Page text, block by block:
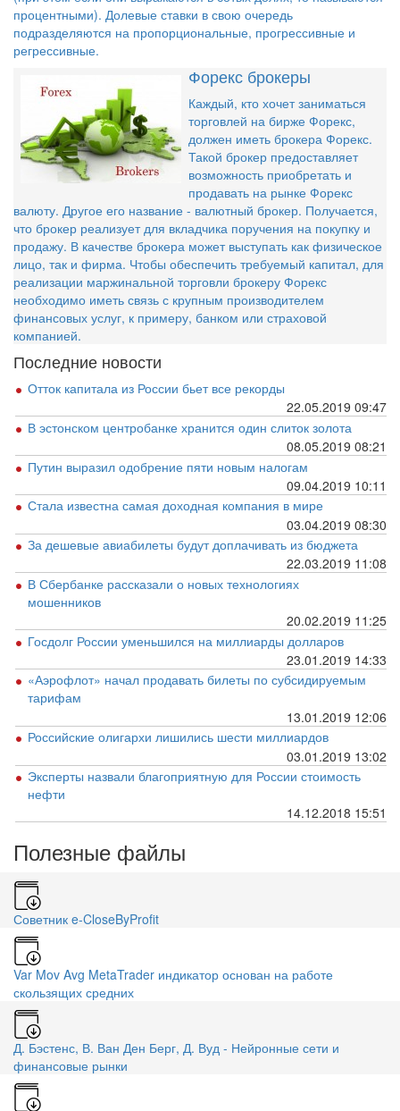
процентными). Долевые ставки в свою очередь
подразделяются на пропорциональные, прогрессивные и
регрессивные.
Форекс брокеры
Каждый, кто хочет заниматься
торговлей на бирже Форекс,
должен иметь брокера Форекс.
Такой брокер предоставляет
возможность приобретать и
продавать на рынке Форекс
валюту. Другое его название - валютный брокер. Получается,
что брокер реализует для вкладчика поручения на покупку и
продажу. В качестве брокера может выступать как физическое
лицо, так и фирма. Чтобы обеспечить требуемый капитал, для
реализации маржинальной торговли брокеру Форекс
необходимо иметь связь с крупным производителем
финансовых услуг, к примеру, банком или страховой
компанией.
Последние новости
Отток капитала из России бьет все рекорды
22.05.2019 09:47
В эстонском центробанке хранится один слиток золота
08.05.2019 08:21
Путин выразил одобрение пяти новым налогам
09.04.2019 10:11
Стала известна самая доходная компания в мире
03.04.2019 08:30
За дешевые авиабилеты будут доплачивать из бюджета
22.03.2019 11:08
В Сбербанке рассказали о новых технологиях
мошенников
20.02.2019 11:25
Госдолг России уменьшился на миллиарды долларов
23.01.2019 14:33
«Аэрофлот» начал продавать билеты по субсидируемым
тарифам
13.01.2019 12:06
Российские олигархи лишились шести миллиардов
03.01.2019 13:02
Эксперты назвали благоприятную для России стоимость
нефти
14.12.2018 15:51
Полезные файлы
Советник e-CloseByProfit
Var Mov Avg MetaTrader индикатор основан на работе
скользящих средних
Д. Бэстенс, В. Ван Ден Берг, Д. Вуд - Нейронные сети и
финансовые рынки